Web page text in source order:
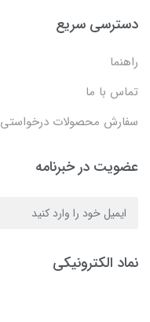
دسترسی سریع
راهنما
تماس با ما
سفارش محصولات درخواستی
عضویت در خبرنامه
نماد الکترونیکی